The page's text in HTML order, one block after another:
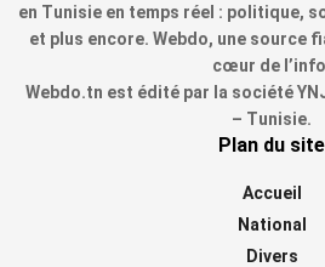
en Tunisie en temps réel : politique,
et plus encore. Webdo, une source
cœur de
Webdo.tn est édité par la société YNJ
– Tunisie.
Plan du site
Accueil
National
Divers